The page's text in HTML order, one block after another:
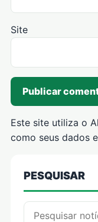
Site
Este site utiliza o
como seus dados
PESQUISAR
Pesquisar por: